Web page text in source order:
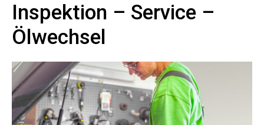
Inspektion – Service –
Ölwechsel